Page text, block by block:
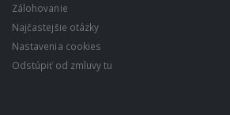
Zálohovanie
Najčastejšie otázky
Nastavenia cookies
Odstúpiť od zmluvy tu